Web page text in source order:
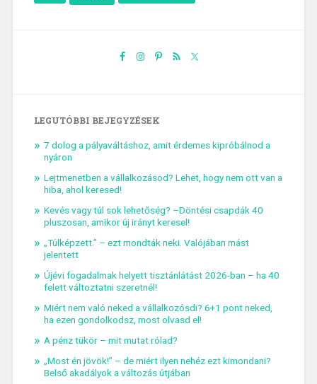
LEGUTÓBBI BEJEGYZÉSEK
7 dolog a pályaváltáshoz, amit érdemes kipróbálnod a
nyáron
Lejtmenetben a vállalkozásod? Lehet, hogy nem ott van a
hiba, ahol keresed!
Kevés vagy túl sok lehetőség? –Döntési csapdák 40
pluszosan, amikor új irányt keresel!
„Túlképzett.” – ezt mondták neki. Valójában mást
jelentett
Újévi fogadalmak helyett tisztánlátást 2026-ban – ha 40
felett változtatni szeretnél!
Miért nem való neked a vállalkozósdi? 6+1 pont neked,
ha ezen gondolkodsz, most olvasd el!
A pénz tükör – mit mutat rólad?
„Most én jövök!” – de miért ilyen nehéz ezt kimondani?
Belső akadályok a változás útjában